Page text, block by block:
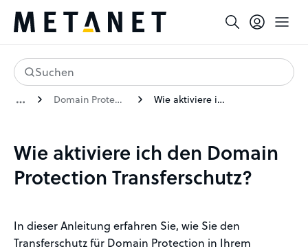
Suchen
Domain Protection Wie aktiviere ich den Domain Protection Transferschutz?
Wie aktiviere ich den Domain
Protection Transferschutz?
In dieser Anleitung erfahren Sie, wie Sie den
Transferschutz für Domain Protection in Ihrem